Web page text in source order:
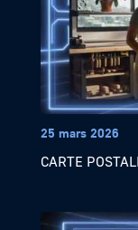
25 mars 2026
CARTE